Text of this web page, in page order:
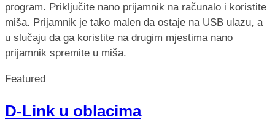
program. Priključite nano prijamnik na računalo i koristite
miša. Prijamnik je tako malen da ostaje na USB ulazu, a
u slučaju da ga koristite na drugim mjestima nano
prijamnik spremite u miša.
Featured
D-Link u oblacima